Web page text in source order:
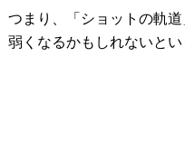
つまり、「ショットの軌
弱くなるかもしれないとい